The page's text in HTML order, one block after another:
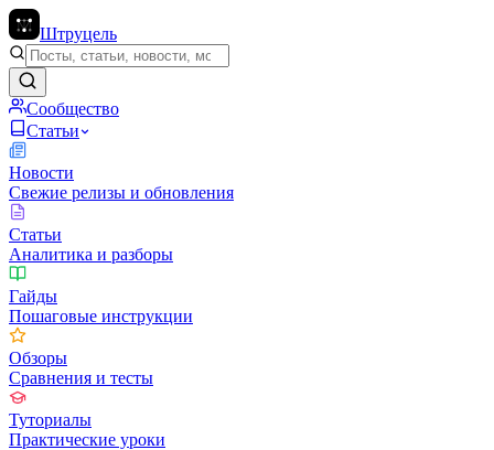
Штруцель
Сообщество
Статьи
Новости
Свежие релизы и обновления
Статьи
Аналитика и разборы
Гайды
Пошаговые инструкции
Обзоры
Сравнения и тесты
Туториалы
Практические уроки